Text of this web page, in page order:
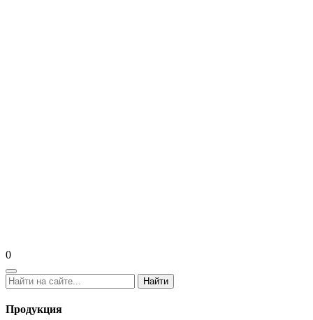
0
Найти
Продукция